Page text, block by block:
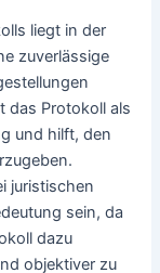
liegt in der
zuverlässige
das Protokoll als
und hilft, den
juristischen
sein, da
dazu
objektiver zu